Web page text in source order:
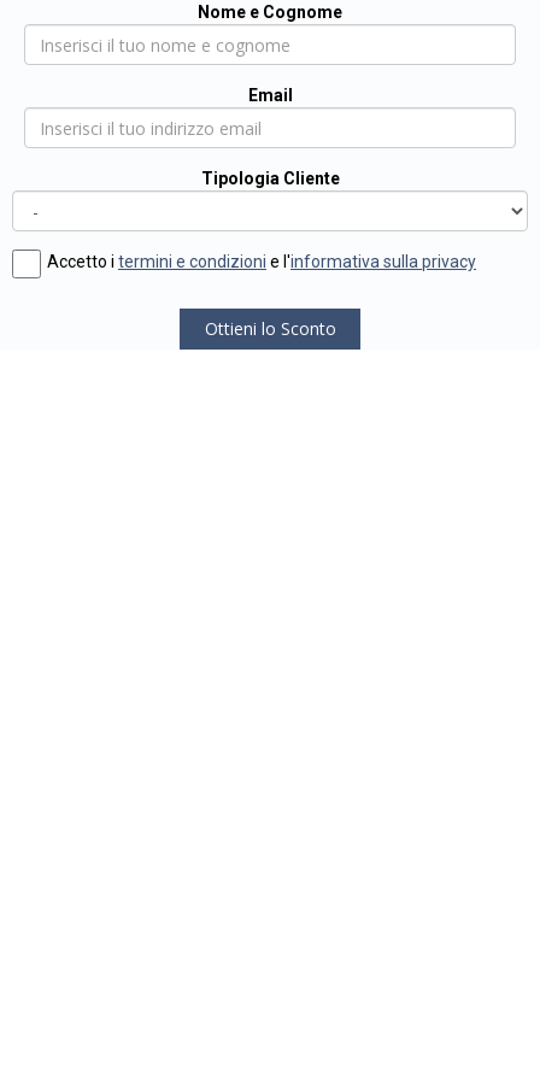
Nome e Cognome
Email
Tipologia Cliente
Accetto i termini e condizioni e l'informativa sulla privacy
Ottieni lo Sconto